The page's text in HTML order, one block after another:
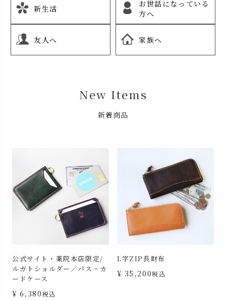
新生活
お世話になっている
方へ
友人へ 家族へ
New Items
新着商品
院本店限定/
ー／パス・カ
L字ZIP長財布
¥ 35,200 税込
三つ折りミニ財布
¥